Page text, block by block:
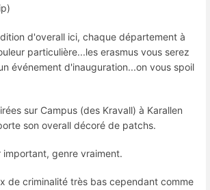
d'overall ici, chaque département à
particulière...les erasmus vous serez
événement d'inauguration...on vous spoil
sur Campus (des Kravall) à Karallen
son overall décoré de patchs.
genre vraiment.
de criminalité très bas cependant comme